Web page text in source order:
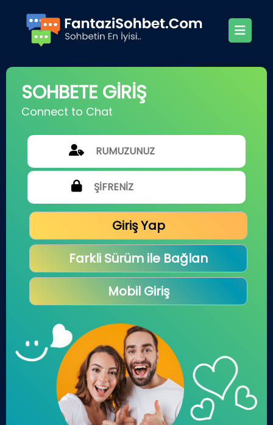
SOHBETE GİRİŞ
Connect to Chat
Giriş Yap
Farkli Sürüm ile Bağlan
Mobil Giriş